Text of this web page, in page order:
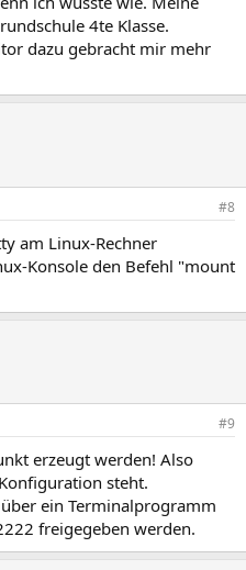
4te Klasse.
dazu gebracht mir mehr
#8
am Linux-Rechner
Konsole den Befehl "mount
#9
erzeugt werden! Also
steht.
ein Terminalprogramm
freigegeben werden.